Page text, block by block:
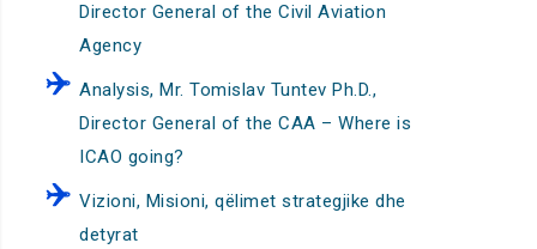
Director General of the Civil Aviation
Agency
Analysis, Mr. Tomislav Tuntev Ph.D.,
Director General of the CAA – Where is
ICAO going?
Vizioni, Misioni, qëlimet strategjike dhe
detyrat